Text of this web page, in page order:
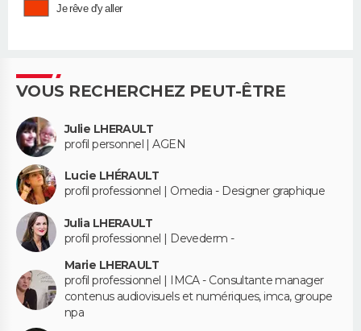
Je rêve d'y aller
VOUS RECHERCHEZ PEUT-ÊTRE
Julie LHERAULT
profil personnel | AGEN
Lucie LHÉRAULT
profil professionnel | Omedia - Designer graphique
Julia LHERAULT
profil professionnel | Devederm -
Marie LHERAULT
profil professionnel | IMCA - Consultante manager
contenus audiovisuels et numériques, imca, groupe
npa